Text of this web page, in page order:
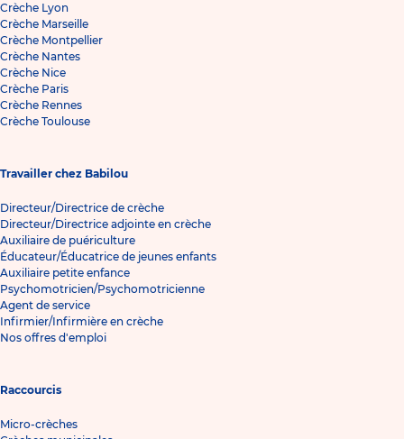
Crèche Lyon
Crèche Marseille
Crèche Montpellier
Crèche Nantes
Crèche Nice
Crèche Paris
Crèche Rennes
Crèche Toulouse
Travailler chez Babilou
Directeur/Directrice de crèche
Directeur/Directrice adjointe en crèche
Auxiliaire de puériculture
Éducateur/Éducatrice de jeunes enfants
Auxiliaire petite enfance
Psychomotricien/Psychomotricienne
Agent de service
Infirmier/Infirmière en crèche
Nos offres d'emploi
Raccourcis
Micro-crèches